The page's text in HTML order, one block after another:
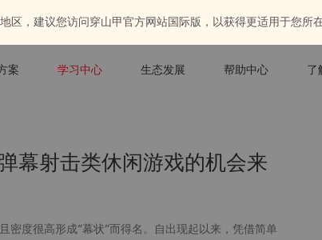
，建议您访问穿山甲官方网站国际版，以获得更适用于您所
案 学习中心 生态发展 帮助中心 了
幕射击类休闲游戏的机会来
度很高形成“幕状”而得名。自出现起以来，凭借简单